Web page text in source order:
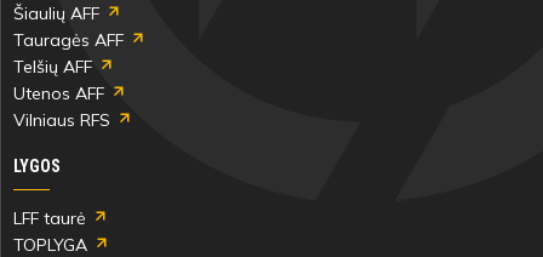
Šiaulių AFF
Tauragės AFF
Telšių AFF
Utenos AFF
Vilniaus RFS
LYGOS
LFF taurė
TOPLYGA